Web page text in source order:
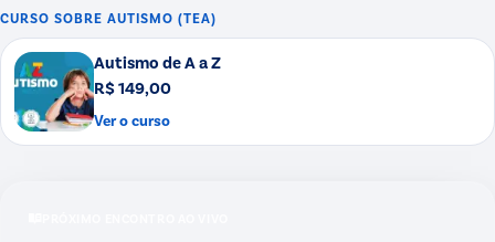
CURSO SOBRE AUTISMO (TEA)
Autismo de A a Z
R$ 149,00
Ver o curso